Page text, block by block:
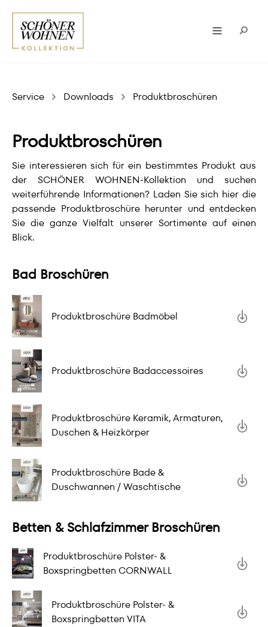
Service Downloads Produktbroschüren
Produktbroschüren
Sie interessieren sich für ein bestimmtes Produkt aus
der SCHÖNER WOHNEN-Kollektion und suchen
weiterführende Informationen? Laden Sie sich hier die
passende Produktbroschüre herunter und entdecken
Sie die ganze Vielfalt unserer Sortimente auf einen
Blick.
Bad Broschüren
Produktbroschüre Badmöbel
Produktbroschüre Badaccessoires
Produktbroschüre Keramik, Armaturen,
Duschen & Heizkörper
Produktbroschüre Bade &
Duschwannen / Waschtische
Betten & Schlafzimmer Broschüren
Produktbroschüre Polster- &
Boxspringbetten CORNWALL
Produktbroschüre Polster- &
Boxspringbetten VITA